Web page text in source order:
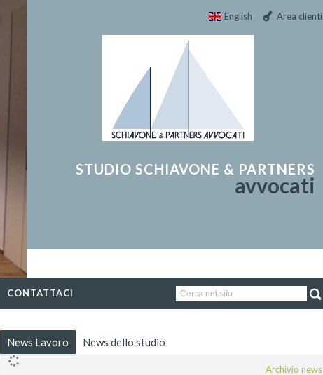
Area clienti
English
STUDIO SCHIAVONE & PARTNERS
avvocati
CONTATTACI
News Lavoro News dello studio
Archivio news